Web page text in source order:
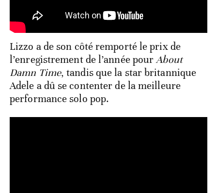
Lizzo a de son côté remporté le prix de
l’enregistrement de l’année pourAbout
Damn Time, tandis que la star britannique
Adele a dû se contenter de la meilleure
performance solo pop.